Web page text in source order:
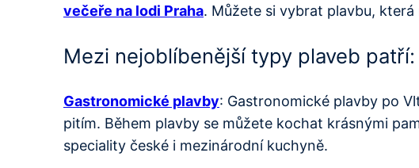
večeře na lodi Praha. Můžete si vybrat plavbu,
Mezi nejoblíbenější typy plaveb patří:
Gastronomické plavby: Gastronomické plavby po
pitím. Během plavby se můžete kochat krásnými
speciality české i mezinárodní kuchyně.